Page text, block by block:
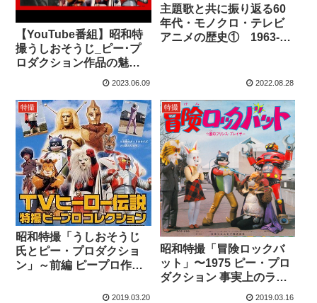
【YouTube番組】昭和特
撮うしおそうじ_ピー･プ
ロダクション作品の魅
力！マグマ大使･スペクト
ガーセブン・電人ザボー
ガー・ロックバット#110
2023.06.09
主題歌と共に振り返る60
年代・モノクロ・テレビ
アニメの歴史① 1963-
2022.08.28
特撮
昭和特撮「うしおそうじ
氏とピー・プロダクショ
ン」～前編 ピープロ作品
2019.03.20
特撮
昭和特撮「冒険ロックバ
ット」〜1975 ピー・プロ
ダクション 事実上のラス
2019.03.16